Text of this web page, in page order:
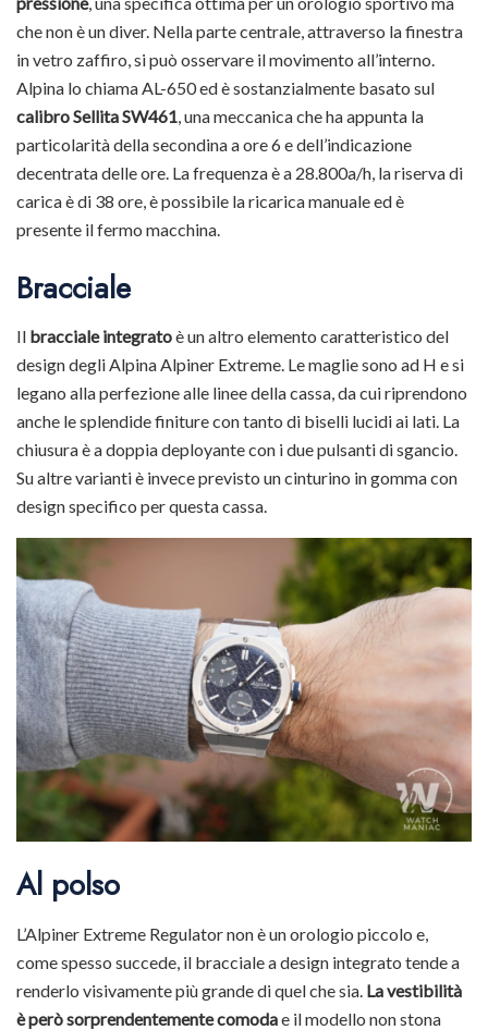
che non è un diver. Nella parte centrale, attraverso la finestra
in vetro zaffiro, si può osservare il movimento all’interno.
Alpina lo chiama AL-650 ed è sostanzialmente basato sul
calibro Sellita SW461, una meccanica che ha appunta la
particolarità della secondina a ore 6 e dell’indicazione
decentrata delle ore. La frequenza è a 28.800a/h, la riserva di
carica è di 38 ore, è possibile la ricarica manuale ed è
presente il fermo macchina.
Bracciale
Il bracciale integratoè un altro elemento caratteristico del
design degli Alpina Alpiner Extreme. Le maglie sono ad H e si
legano alla perfezione alle linee della cassa, da cui riprendono
anche le splendide finiture con tanto di biselli lucidi ai lati. La
chiusura è a doppia deployante con i due pulsanti di sgancio.
Su altre varianti è invece previsto un cinturino in gomma con
design specifico per questa cassa.
Al polso
L’Alpiner Extreme Regulator non è un orologio piccolo e,
come spesso succede, il bracciale a design integrato tende a
renderlo visivamente più grande di quel che sia. La vestibilità
è però sorprendentemente comodae il modello non stona